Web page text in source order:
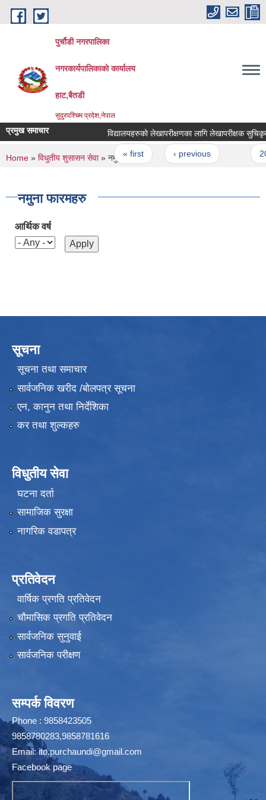
Skip to main content
पुर्चौडी नगरपालिका
नगरकार्यपालिकाकाे कार्यालय
हाट,बैतडी
सुदुरपश्चिम प्रदेश,नेपाल
प्रमुख समाचार विद्यालयहरुकाे लेखापरीक्षणका लागि लेखापरीक्षक सुचिकृत
Pages
« first ‹ previous 20
You are here
Home » विधुतीय शुसासन सेवा» नमुना फारमहरु
नमुना फारमहरु
आर्थिक वर्ष
सूचना
सूचना तथा समाचार
सार्वजनिक खरीद /बोलपत्र सूचना
एन, कानुन तथा निर्देशिका
कर तथा शुल्कहरु
विधुतीय सेवा
घटना दर्ता
सामाजिक सुरक्षा
नागरिक वडापत्र
प्रतिवेदन
वार्षिक प्रगति प्रतिवेदन
चौमासिक प्रगति प्रतिवेदन
सार्वजनिक सुनुवाई
सार्वजनिक परीक्षण
सम्पर्क विवरण
Phone : 9858423505
9858780283,9858781616
Email:ito.purchaundi@gmail.com
Facebook page